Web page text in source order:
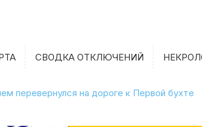
СВОДКА ОТКЛЮЧЕНИЙ
перевернулся на дороге к Первой бухте